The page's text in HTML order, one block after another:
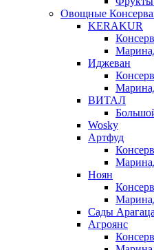
Овощные
KERAKUR
Иджеван
ВИТАЛ
Wosky
Артфуд
Ноян
Сады Арагаца
Агроянс